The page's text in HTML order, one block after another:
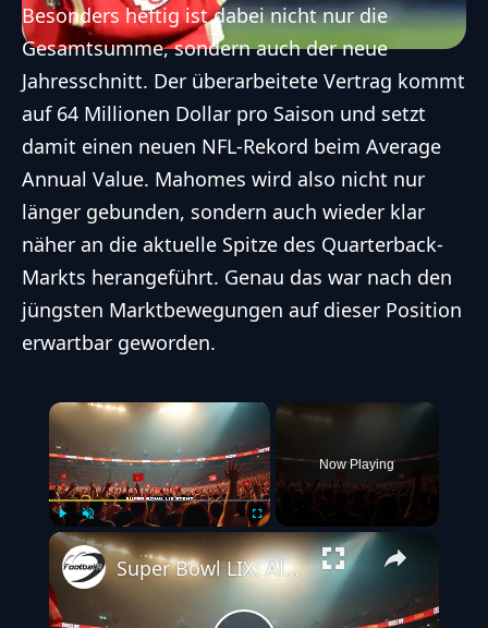
Besonders heftig ist dabei nicht nur die
Gesamtsumme, sondern auch der neue
Jahresschnitt. Der überarbeitete Vertrag kommt
auf 64 Millionen Dollar pro Saison und setzt
damit einen neuen NFL-Rekord beim Average
Annual Value. Mahomes wird also nicht nur
länger gebunden, sondern auch wieder klar
näher an die aktuelle Spitze des Quarterback-
Markts herangeführt. Genau das war nach den
jüngsten Marktbewegungen auf dieser Position
erwartbar geworden.
×
Play Unmute Fullscreen
Now Playing
Super Bowl LIX: Alles, was du über das Mega-Event wissen musst